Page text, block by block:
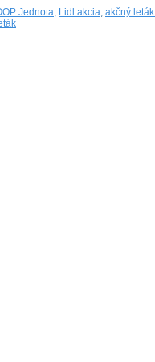
Jednota, Lidl akcia, akčný leták